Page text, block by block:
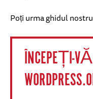
Poți urma ghidul
ÎNCEPEȚI-VĂ